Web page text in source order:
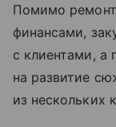
Помимо
финансами,
с клиентами, а
на развитие
из нескольких